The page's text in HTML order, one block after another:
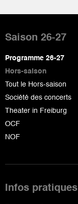
de
page
Saison 26-27
Programme 26-27
Hors-saison
Tout le Hors-saison
Société des concerts
Theater in Freiburg
OCF
NOF
Infos pratiques